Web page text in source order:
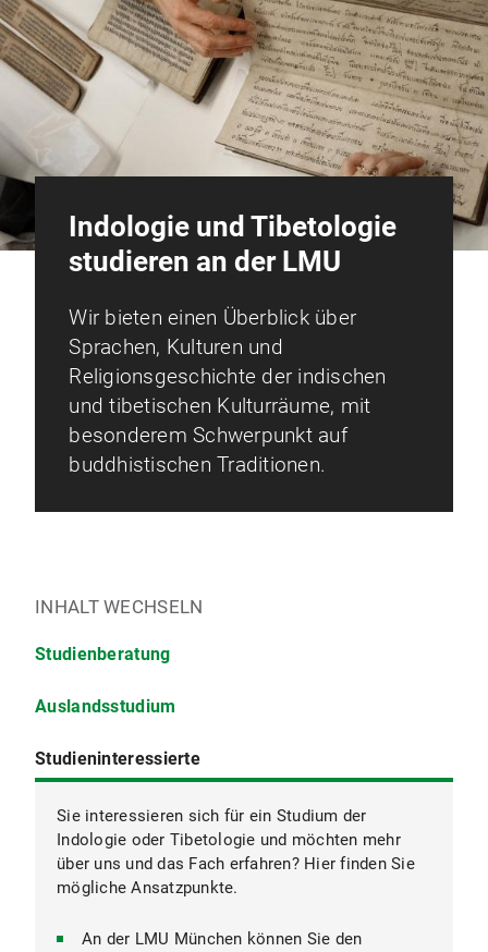
Indologie und Tibetologie
studieren an der LMU
Wir bieten einen Überblick über
Sprachen, Kulturen und
Religionsgeschichte der indischen
und tibetischen Kulturräume, mit
besonderem Schwerpunkt auf
buddhistischen Traditionen.
INHALT WECHSELN
Studieninteressierte
Studienberatung
Auslandsstudium
Sie interessieren sich für ein Studium der
Indologie oder Tibetologie und möchten mehr
über uns und das Fach erfahren? Hier finden Sie
mögliche Ansatzpunkte.
An der LMU München können Sie den
Studentenkanzlei
International Office
Studentenkanzlei